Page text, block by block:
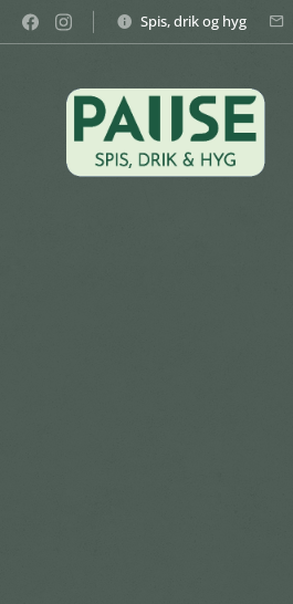
Spis, drik og hyg